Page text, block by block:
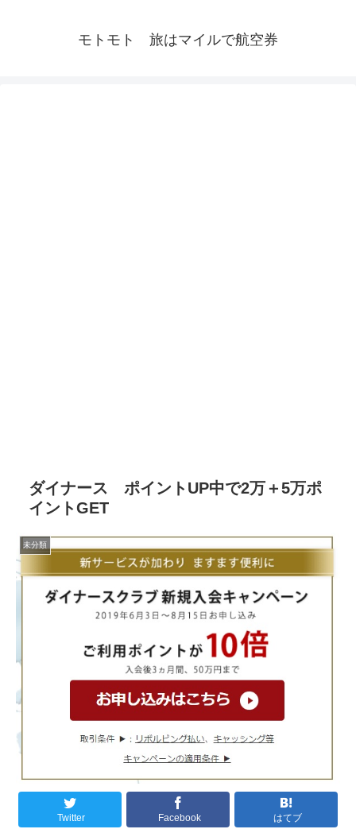
モトモト 旅はマイルで航空券
ダイナース ポイントUP中で2万＋5万ポ
イントGET
未分類
Twitter Facebook はてブ